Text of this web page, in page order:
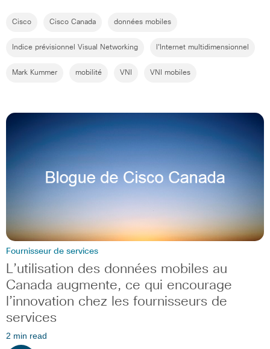
Cisco Cisco Canada données mobiles
Indice prévisionnel Visual Networking l'Internet multidimensionnel
Mark Kummer mobilité VNI VNI mobiles
Fournisseur de services
L’utilisation des données mobiles au
Canada augmente, ce qui encourage
l’innovation chez les fournisseurs de
services
2 min read